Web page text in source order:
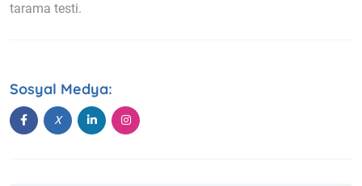
tarama testi.
Sosyal Medya: